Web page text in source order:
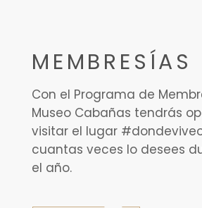
MEMBRESÍAS
Con el Programa de
Museo Cabañas tendrás
visitar el lugar
cuantas veces lo desees
el año.